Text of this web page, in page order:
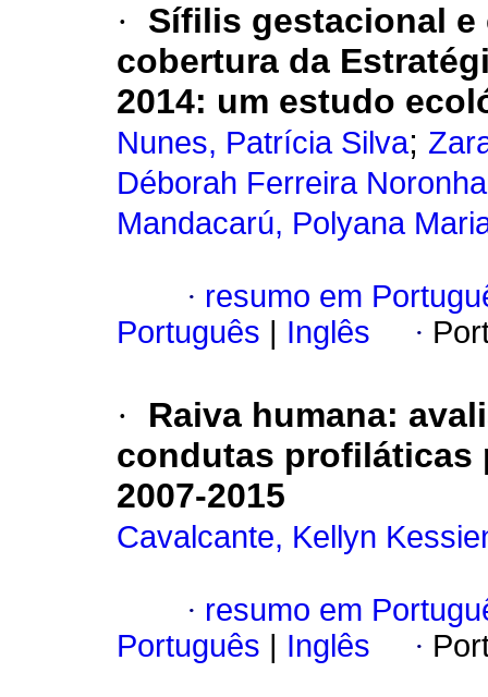
·
Sífilis gestacional e
cobertura da
2014: um estudo
Nunes, Patrícia Silva;
Déborah Ferreira
Mandacarú, Polyana
· resumo em
Português
Inglês ·
·
Raiva humana:
condutas profiláticas
2007-2015
Cavalcante, Kellyn
· resumo em
Português
Inglês ·